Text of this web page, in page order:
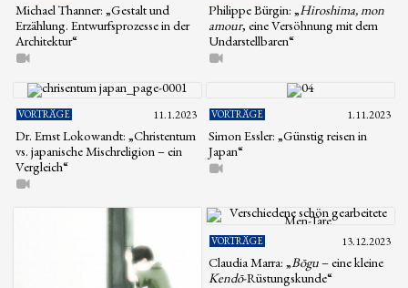
Michael Thanner: „Gestalt und
Erzählung. Entwurfsprozesse in der
Architektur“
Philippe Bürgin: „Hiroshima, mon
amour, eine Versöhnung mit dem
Undarstellbaren“
VORTRÄGE 11.1.2023
Dr. Ernst Lokowandt: „Christentum
vs. japanische Mischreligion – ein
Vergleich“
VORTRÄGE 1.11.2023
Simon Essler: „Günstig reisen in
Japan“
VORTRÄGE 13.12.2023
Claudia Marra: „Bōgu– eine kleine
Kendō-Rüstungskunde“